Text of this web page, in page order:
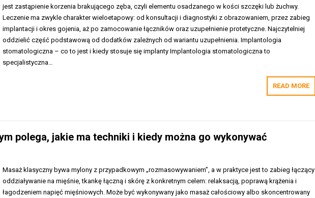
jest zastąpienie korzenia brakującego zęba, czyli elementu osadzanego w kości szczęki lub żuchwy.
Leczenie ma zwykle charakter wieloetapowy: od konsultacji i diagnostyki z obrazowaniem, przez zabieg
implantacji i okres gojenia, aż po zamocowanie łączników oraz uzupełnienie protetyczne. Najczytelniej
oddzielić część podstawową od dodatków zależnych od wariantu uzupełnienia. Implantologia
stomatologiczna – co to jest i kiedy stosuje się implanty Implantologia stomatologiczna to
specjalistyczna…
READ MORE
polega, jakie ma techniki i kiedy można go wykonywać
Masaż klasyczny bywa mylony z przypadkowym „rozmasowywaniem”, a w praktyce jest to zabieg łączący
oddziaływanie na mięśnie, tkankę łączną i skórę z konkretnym celem: relaksacją, poprawą krążenia i
łagodzeniem napięć mięśniowych. Może być wykonywany jako masaż całościowy albo skoncentrowany